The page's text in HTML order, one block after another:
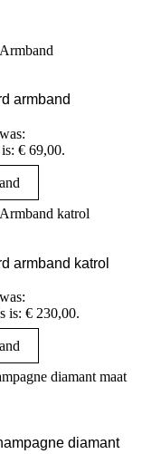
armband
€ 69,00.
armband katrol
is: € 230,00.
diamant